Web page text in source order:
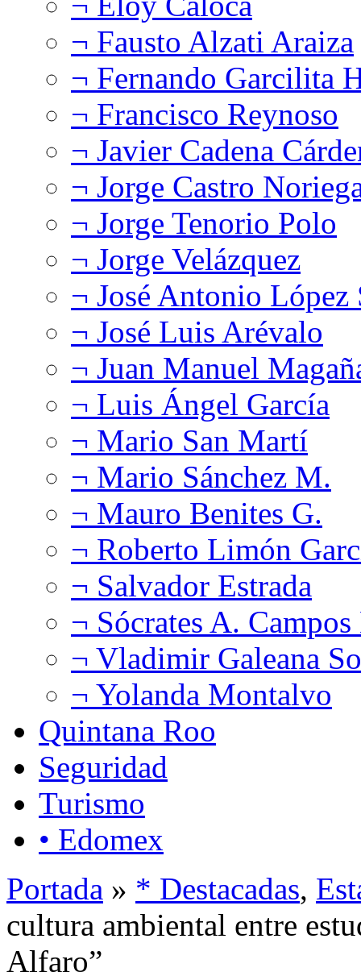
¬ Fausto Alzati Araiza
¬ Fernando Garcilita
¬ Francisco Reynoso
¬ Javier Cadena
¬ Jorge Castro
¬ Jorge Tenorio Polo
¬ Jorge Velázquez
¬ José Antonio López
¬ José Luis Arévalo
¬ Juan Manuel
¬ Luis Ángel García
¬ Mario San Martí
¬ Mario Sánchez M.
¬ Mauro Benites G.
¬ Roberto Limón
¬ Salvador Estrada
¬ Sócrates A.
¬ Vladimir Galeana
¬ Yolanda Montalvo
Quintana Roo
Seguridad
Turismo
• Edomex
Portada » * Destacadas,
cultura ambiental entre
Alfaro”